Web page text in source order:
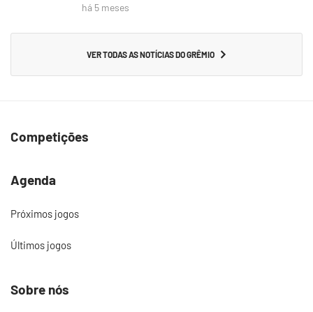
há 5 meses
VER TODAS AS NOTÍCIAS DO GRÊMIO
Competições
Agenda
Próximos jogos
Últimos jogos
Sobre nós